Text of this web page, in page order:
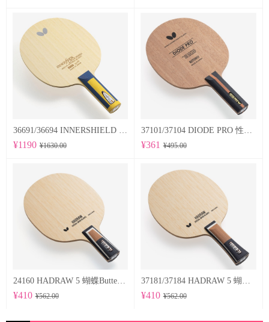
¥1190 ¥1630.00 ¥361 ¥495.00
24160 HADRAW 5 蝴蝶Butterfly 专业底板
¥410 ¥562.00 ¥410 ¥562.00